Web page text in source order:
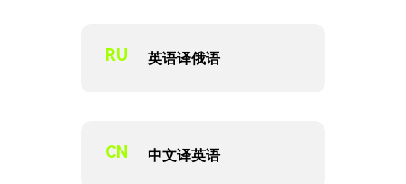
RU 英语译俄语
CN 中文译英语